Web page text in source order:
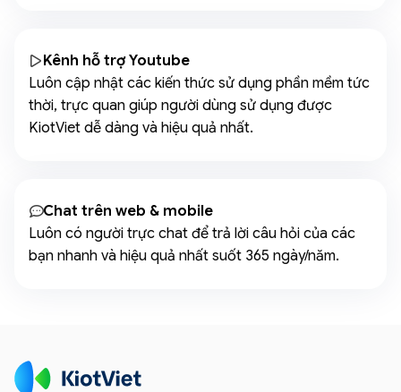
Kênh hỗ trợ Youtube
Luôn cập nhật các kiến thức sử dụng phần mềm tức
thời, trực quan giúp người dùng sử dụng được
KiotViet dễ dàng và hiệu quả nhất.
Chat trên web & mobile
Luôn có người trực chat để trả lời câu hỏi của các
bạn nhanh và hiệu quả nhất suốt 365 ngày/năm.